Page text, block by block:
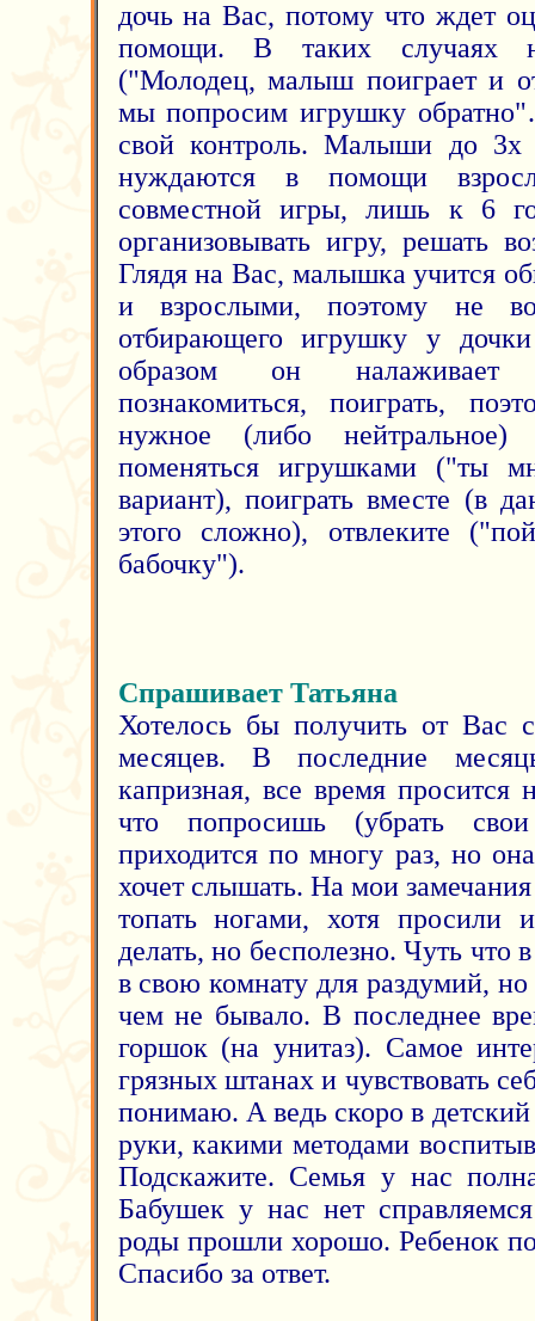
дочь на Вас, потому что ждет
помощи. В таких случаях
("Молодец, малыш поиграет и
мы попросим игрушку
свой контроль. Малыши до 3х
нуждаются в помощи
совместной игры, лишь к 6
организовывать игру, решать
Глядя на Вас, малышка учится
и взрослыми, поэтому не
отбирающего игрушку у
образом он налаживает
познакомиться, поиграть,
нужное (либо
поменяться игрушками ("ты
вариант), поиграть вместе (в
этого сложно), отвлеките
бабочку").
Спрашивает Татьяна
Хотелось бы получить от Вас
месяцев. В последние
капризная, все время просится
что попросишь (убрать
приходится по многу раз, но
хочет слышать. На мои
топать ногами, хотя просили
делать, но бесполезно. Чуть что
в свою комнату для раздумий, но
чем не бывало. В последнее
горшок (на унитаз). Самое
грязных штанах и чувствовать
понимаю. А ведь скоро в
руки, какими методами
Подскажите. Семья у нас
Бабушек у нас нет
роды прошли хорошо. Ребенок
Спасибо за ответ.